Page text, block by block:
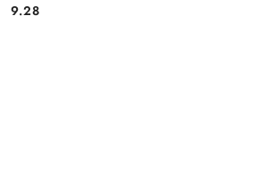
Cena:
9.28